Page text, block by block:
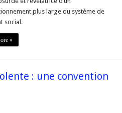
plus large du système de
social.
»
: une convention